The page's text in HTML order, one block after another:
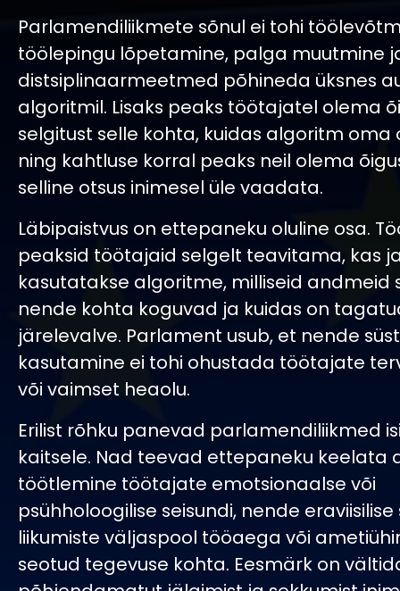
Parlamendiliikmete sõnul ei tohi
töölepingu lõpetamine, palga muutmine
distsiplinaarmeetmed põhineda üksnes
algoritmil. Lisaks peaks töötajatel olema
selgitust selle kohta, kuidas algoritm oma
ning kahtluse korral peaks neil olema
selline otsus inimesel üle vaadata.
Läbipaistvus on ettepaneku oluline osa.
peaksid töötajaid selgelt teavitama, kas
kasutatakse algoritme, milliseid andmeid
nende kohta koguvad ja kuidas on
järelevalve. Parlament usub, et nende
kasutamine ei tohi ohustada töötajate
või vaimset heaolu.
Erilist rõhku panevad parlamendiliikmed
kaitsele. Nad teevad ettepaneku keelata
töötlemine töötajate emotsionaalse või
psühholoogilise seisundi, nende
liikumiste väljaspool tööaega või
seotud tegevuse kohta. Eesmärk on